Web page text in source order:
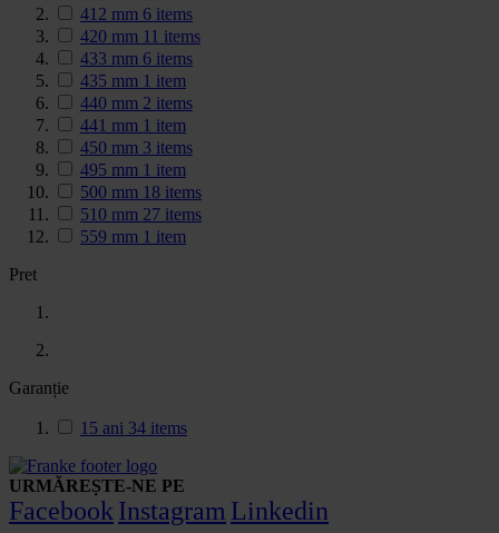
412 mm 6 items
420 mm 11 items
433 mm 6 items
435 mm 1 item
440 mm 2 items
441 mm 1 item
450 mm 3 items
495 mm 1 item
500 mm 18 items
510 mm 27 items
559 mm 1 item
Pret
Garanție
15 ani 34 items
URMĂREȘTE-NE PE
Facebook Instagram Linkedin